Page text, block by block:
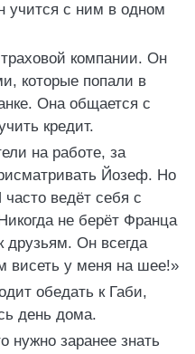
учится с ним в одном
компании. Он
которые попали в
Она общается с
кредит.
на работе, за
Йозеф. Но
ведёт себя с
не берёт Франца
друзьям. Он всегда
висеть у меня на шее!»
обедать к Габи,
день дома.
нужно заранее знать